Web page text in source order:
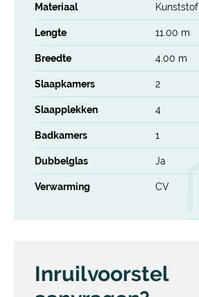
Materiaal Kunststof
Lengte 11.00 m
Breedte 4.00 m
Slaapkamers 2
Slaapplekken 4
Badkamers 1
Dubbelglas Ja
Verwarming CV
Inruilvoorstel